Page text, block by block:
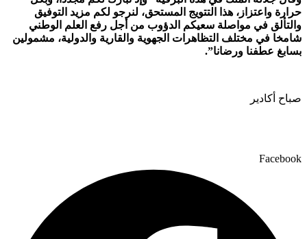
حرارة واعتزاز، هذا التتويج المستحق، لنرجو لكم مزيد التوفيق
والتألق في مواصلة سعيكم الدؤوب من أجل رفع العلم الوطني
شامخا في مختلف التظاهرات الجهوية والقارية والدولية، مشمولين
بسابغ عطفنا ورضانا”.
صباح أكادير
Facebook